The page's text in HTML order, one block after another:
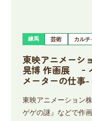
練馬 芸術 カル
東映アニメーシ
晃博 作画展 ‐
メーターの仕事-
東映アニメーション
ゲゲの謎』などで作